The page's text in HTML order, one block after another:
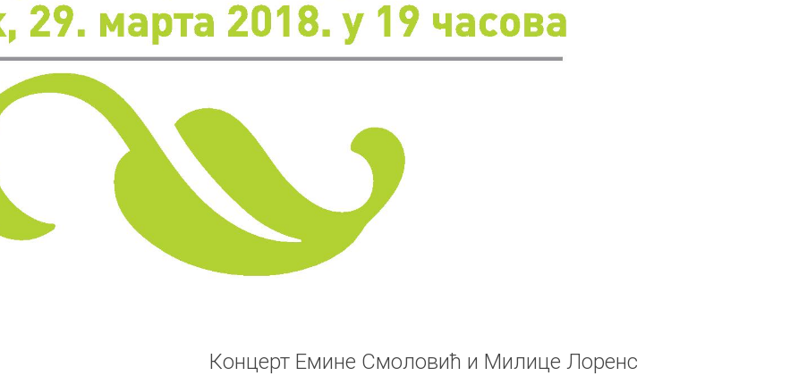
Концерт Емине Смоловић и Милице Лоренс